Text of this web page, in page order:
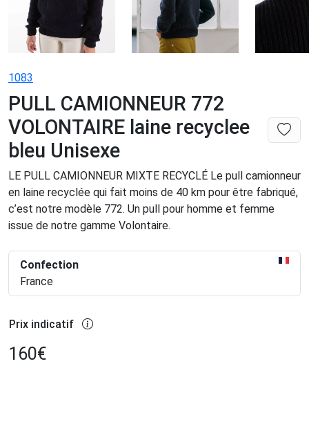
1083
PULL CAMIONNEUR 772
VOLONTAIRE laine recyclee
bleu Unisexe
LE PULL CAMIONNEUR MIXTE RECYCLÉ Le pull camionneur
en laine recyclée qui fait moins de 40 km pour être fabriqué,
c’est notre modèle 772. Un pull pour homme et femme
issue de notre gamme Volontaire.
Confection
France
Prix indicatif
160€